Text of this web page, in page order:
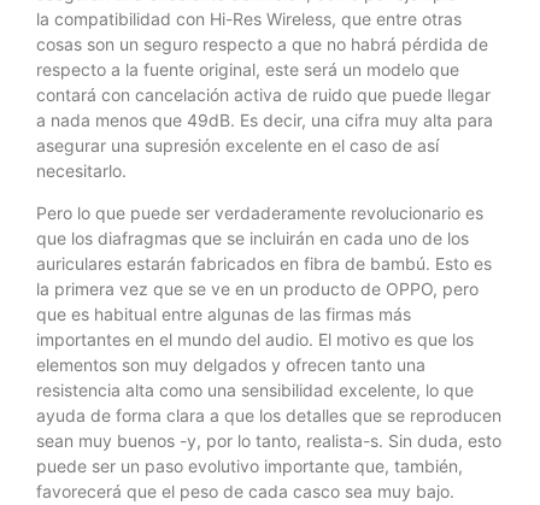
la compatibilidad con Hi-Res Wireless, que entre otras
cosas son un seguro respecto a que no habrá pérdida de
respecto a la fuente original, este será un modelo que
contará con cancelación activa de ruido que puede llegar
a nada menos que 49dB. Es decir, una cifra muy alta para
asegurar una supresión excelente en el caso de así
necesitarlo.
Pero lo que puede ser verdaderamente revolucionario es
que los diafragmas que se incluirán en cada uno de los
auriculares estarán fabricados en fibra de bambú. Esto es
la primera vez que se ve en un producto de OPPO, pero
que es habitual entre algunas de las firmas más
importantes en el mundo del audio. El motivo es que los
elementos son muy delgados y ofrecen tanto una
resistencia alta como una sensibilidad excelente, lo que
ayuda de forma clara a que los detalles que se reproducen
sean muy buenos -y, por lo tanto, realista-s. Sin duda, esto
puede ser un paso evolutivo importante que, también,
favorecerá que el peso de cada casco sea muy bajo.